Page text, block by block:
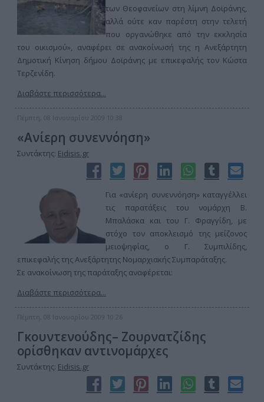
των Θεοφανείων στη λίμνη Δοϊράνης,
αλλά ούτε καν παρέστη στην τελετή
που οργανώθηκε από την εκκλησία
του οικισμού», αναφέρει σε ανακοίνωσή της η Ανεξάρτητη
Δημοτική Κίνηση δήμου Δοϊράνης με επικεφαλής τον Κώστα
Τερζενίδη.
Διαβάστε περισσότερα...
Πέμπτη, 08 Ιανουαρίου 2009 10:38
«Ανίερη συνεννόηση»
Συντάκτης: Eidisis.gr
Για «ανίερη συνεννόηση» καταγγέλλει
τις παρατάξεις του νομάρχη Β.
Μπαλάσκα και του Γ. Φραγγίδη, με
στόχο τον αποκλεισμό της μείζονος
μειοψηφίας, ο Γ. Συμπιλίδης,
επικεφαλής της Ανεξάρτητης Νομαρχιακής Συμπαράταξης.
Σε ανακοίνωση της παράταξης αναφέρεται:
Διαβάστε περισσότερα...
Πέμπτη, 08 Ιανουαρίου 2009 10:26
Γκουντενούδης– Ζουρνατζίδης
ορίσθηκαν αντινομάρχες
Συντάκτης: Eidisis.gr